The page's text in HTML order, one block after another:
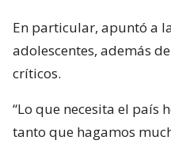
En particular, apuntó a
adolescentes, además
críticos.
“Lo que necesita el país
tanto que hagamos